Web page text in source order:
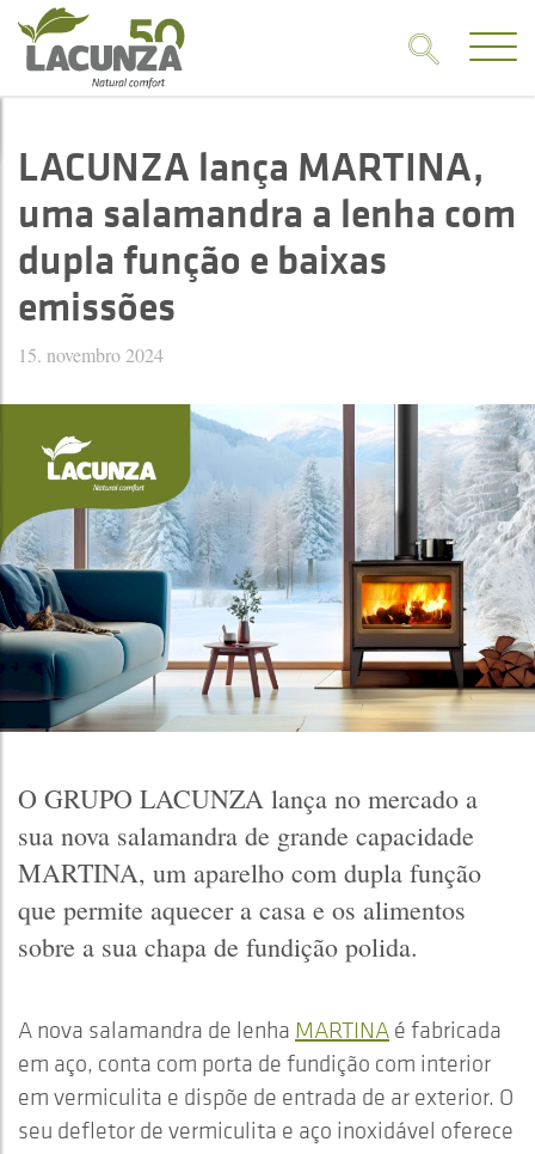
LACUNZA lança MARTINA,
uma salamandra a lenha com
dupla função e baixas
emissões
15. novembro 2024
O GRUPO LACUNZA lança no mercado a
sua nova salamandra de grande capacidade
MARTINA, um aparelho com dupla função
que permite aquecer a casa e os alimentos
sobre a sua chapa de fundição polida.
A nova salamandra de lenha MARTINA é fabricada
em aço, conta com porta de fundição com interior
em vermiculita e dispõe de entrada de ar exterior. O
seu defletor de vermiculita e aço inoxidável oferece